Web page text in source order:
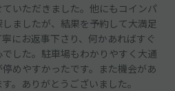
いただきました。他にもコインパ
ましたが、結果を予約して大満足
にお返事下さり、何かあればすぐ
した。駐車場もわかりやすく大通
めやすかったです。また機会があ
。ありがとうございました。